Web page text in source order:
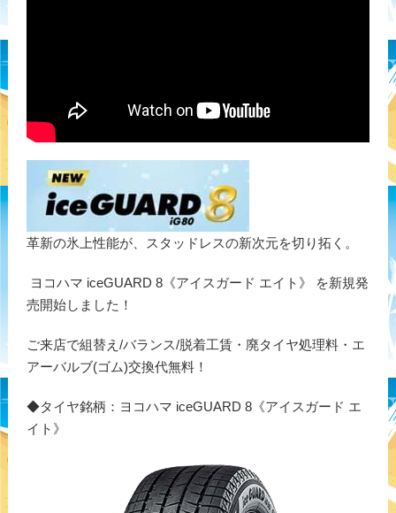
革新の氷上性能が、スタッドレスの新次元を切り拓く。
ヨコハマ iceGUARD 8《アイスガード エイト》 を新規発
売開始しました！
ご来店で組替え/バランス/脱着工賃・廃タイヤ処理料・エ
アーバルブ(ゴム)交換代無料！
◆タイヤ銘柄：ヨコハマ iceGUARD 8《アイスガード エ
イト》